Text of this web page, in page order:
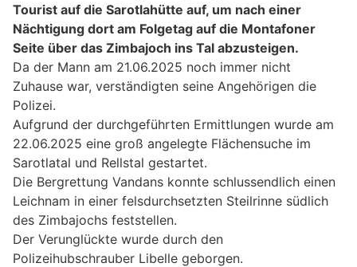
Tourist auf die Sarotlahütte auf, um nach einer
Nächtigung dort am Folgetag auf die Montafoner
Seite über das Zimbajoch ins Tal abzusteigen.
Da der Mann am 21.06.2025 noch immer nicht
Zuhause war, verständigten seine Angehörigen die
Polizei.
Aufgrund der durchgeführten Ermittlungen wurde am
22.06.2025 eine groß angelegte Flächensuche im
Sarotlatal und Rellstal gestartet.
Die Bergrettung Vandans konnte schlussendlich einen
Leichnam in einer felsdurchsetzten Steilrinne südlich
des Zimbajochs feststellen.
Der Verunglückte wurde durch den
Polizeihubschrauber Libelle geborgen.